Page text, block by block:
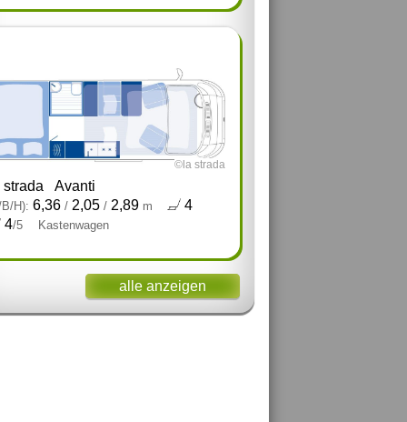
©la strada
strada Avanti
H): 6,36 /2,05 /2,89 m
4
4/5 Kastenwagen
alle anzeigen